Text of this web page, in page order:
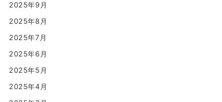
2025年9月
2025年8月
2025年7月
2025年6月
2025年5月
2025年4月